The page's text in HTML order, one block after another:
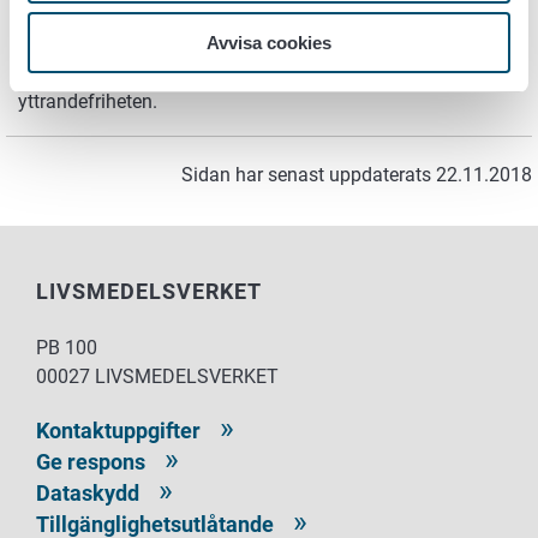
Avvisa cookies
Begränsningarna ska ändå alltid vara motiverade.
Förhandscensur är till exempel inte tillåtet, utan kränker
yttrandefriheten.
Sidan har senast uppdaterats 22.11.2018
LIVSMEDELSVERKET
PB 100
00027 LIVSMEDELSVERKET
Kontaktuppgifter
Ge respons
Dataskydd
Tillgänglighetsutlåtande